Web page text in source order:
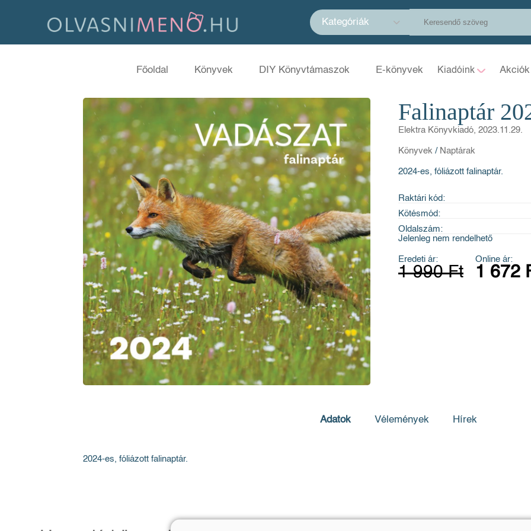
Kategóriák
Főoldal Könyvek DIY Könyvtámaszok E-könyvek Kiadóink Akciók
Falinaptár
Elektra Könyvkiadó, 2023.11.29.
Könyvek / Naptárak
2024-es, fóliázott falinaptár.
Raktári kód:
Kötésmód:
Oldalszám:
Jelenleg nem rendelhető
Eredeti ár:
1 990 Ft
Online ár:
1 672
Adatok Vélemények Hírek
2024-es, fóliázott falinaptár.